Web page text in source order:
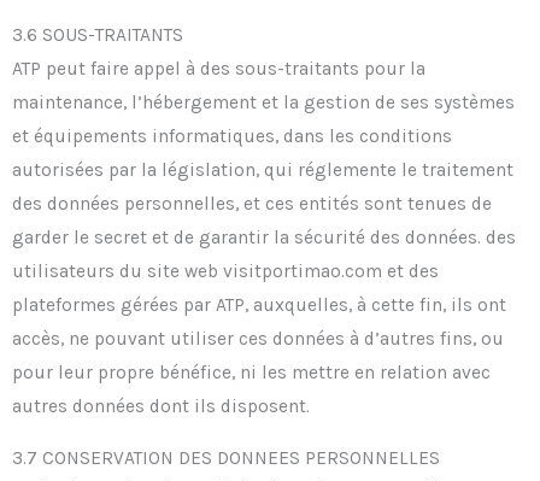
3.6 SOUS-TRAITANTS
ATP peut faire appel à des sous-traitants pour la
maintenance, l’hébergement et la gestion de ses systèmes
et équipements informatiques, dans les conditions
autorisées par la législation, qui réglemente le traitement
des données personnelles, et ces entités sont tenues de
garder le secret et de garantir la sécurité des données. des
utilisateurs du site web visitportimao.com et des
plateformes gérées par ATP, auxquelles, à cette fin, ils ont
accès, ne pouvant utiliser ces données à d’autres fins, ou
pour leur propre bénéfice, ni les mettre en relation avec
autres données dont ils disposent.
3.7 CONSERVATION DES DONNEES PERSONNELLES